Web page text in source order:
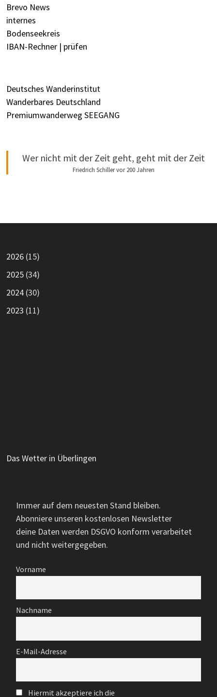
Brevo News
internes
Bodenseekreis
IBAN-Rechner | prüfen
Deutsches Wanderinstitut
Wanderbares Deutschland
Premiumwanderweg SEEGANG
Wer nicht mit der Zeit geht, geht mit der Zeit
Friedrich Schiller vor 200 Jahren
2026(15)
2025(34)
2024(30)
2023 (11)
Das Wetter in Überlingen
Immer auf dem neuesten Stand bleiben.
Abonniere unseren kostenlosen Newsletter
deine Daten werden DSGVO konform verarbeitet
und nicht weitergegeben.
Vorname
Nachname
E-Mail-Adresse
Hiermit akzeptiere ich die